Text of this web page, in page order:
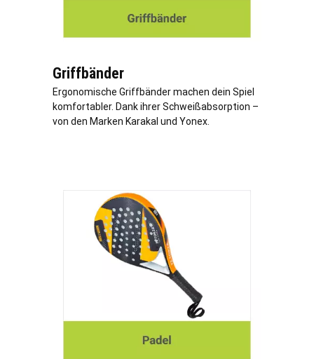
Griffbänder
Ergonomische Griffbänder machen dein Spiel
komfortabler. Dank ihrer Schweißabsorption –
von den Marken Karakal und Yonex.